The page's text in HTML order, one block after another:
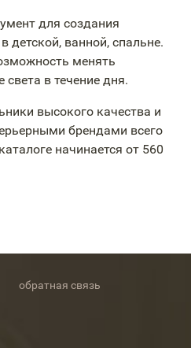
для создания
детской, ванной, спальне.
менять
света в течение дня.
высокого качества и
брендами всего
начинается от 560
обратная связь